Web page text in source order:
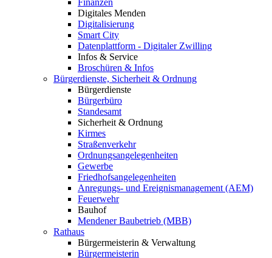
Finanzen
Digitales Menden
Digitalisierung
Smart City
Datenplattform - Digitaler Zwilling
Infos & Service
Broschüren & Infos
Bürgerdienste, Sicherheit & Ordnung
Bürgerdienste
Bürgerbüro
Standesamt
Sicherheit & Ordnung
Kirmes
Straßenverkehr
Ordnungsangelegenheiten
Gewerbe
Friedhofsangelegenheiten
Anregungs- und Ereignismanagement (AEM)
Feuerwehr
Bauhof
Mendener Baubetrieb (MBB)
Rathaus
Bürgermeisterin & Verwaltung
Bürgermeisterin